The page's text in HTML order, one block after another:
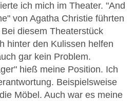
ich mich im Theater. "And
von Agatha Christie führten
diesem Theaterstück
hinter den Kulissen helfen
gar kein Problem.
hieß meine Position. Ich
Beispielsweise
Möbel. Auch war es meine